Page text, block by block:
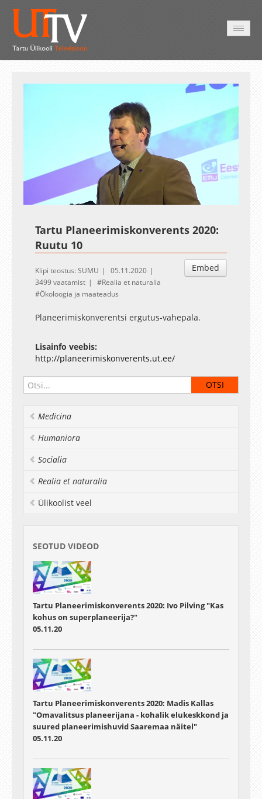
Unmute Loaded
4.83%
Esituskiirused
Auto
Tartu Planeerimiskonverents 2020:
Ruutu 10
Embed
Klipi teostus: SUMU
05.11.2020
3499 vaatamist
Realia et naturalia
Ökoloogia ja maateadus
Planeerimiskonverentsi ergutus-vahepala.
Lisainfo veebis:
http://planeerimiskonverents.ut.ee/
Medicina
Humaniora
Socialia
Realia et naturalia
Ülikoolist veel
SEOTUD VIDEOD
Tartu Planeerimiskonverents 2020: Ivo Pilving "Kas
kohus on superplaneerija?"
05.11.20
Tartu Planeerimiskonverents 2020: Madis Kallas
"Omavalitsus planeerijana - kohalik elukeskkond ja
suured planeerimishuvid Saaremaa näitel"
05.11.20